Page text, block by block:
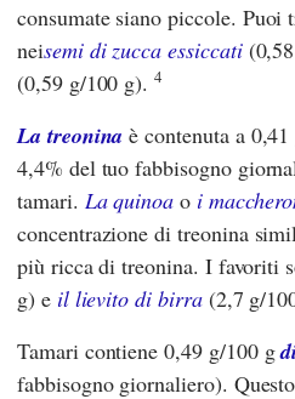
consumate siano piccole.
neisemi di zucca essiccati
(0,59 g/100 g).4
La treonina è contenuta a
4,4% del tuo fabbisogno
tamari. La quinoa o i
concentrazione di treonina
più ricca di treonina. I favoriti
g) e il lievito di birra(2,7 g/
Tamari contiene 0,49 g/100 g
fabbisogno giornaliero).